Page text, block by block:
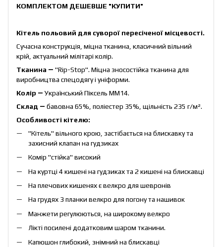
КОМПЛЕКТОМ ДЕШЕВШЕ "КУПИТИ"
Кітель польовий для суворої пересіченої місцевості.
Сучасна конструкція, міцна тканина, класичний вільний
крій, актуальний мілітарі колір.
Тканина ― "Rip-Stop". Міцна зносостійка тканина для
виробництва спецодягу і уніформи.
Колір ―Український Піксель ММ14.
Склад ― бавовна 65%, поліестер 35%, щільність 235 г/м².
Особливості кітелю:
"Кітель" вільного крою, застібається на блискавку та
захисний клапан на гудзиках
Комір "стійка" високий
На куртці 4 кишені на гудзиках та 2 кишені на блискавці
На плечових кишенях євелкро для шевронів
На грудях 3 планки велкро для погону та нашивок
Манжети регулюються на широкому велкро
Лікті посилені додатковим шаром тканини.
Капюшон глибокий, знімний на блискавці